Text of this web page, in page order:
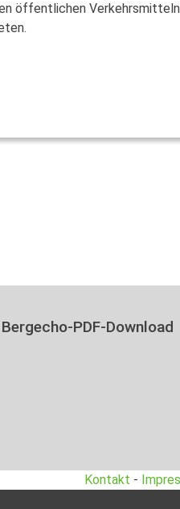
öffentlichen
Bergecho-PDF-Download
Kontakt -